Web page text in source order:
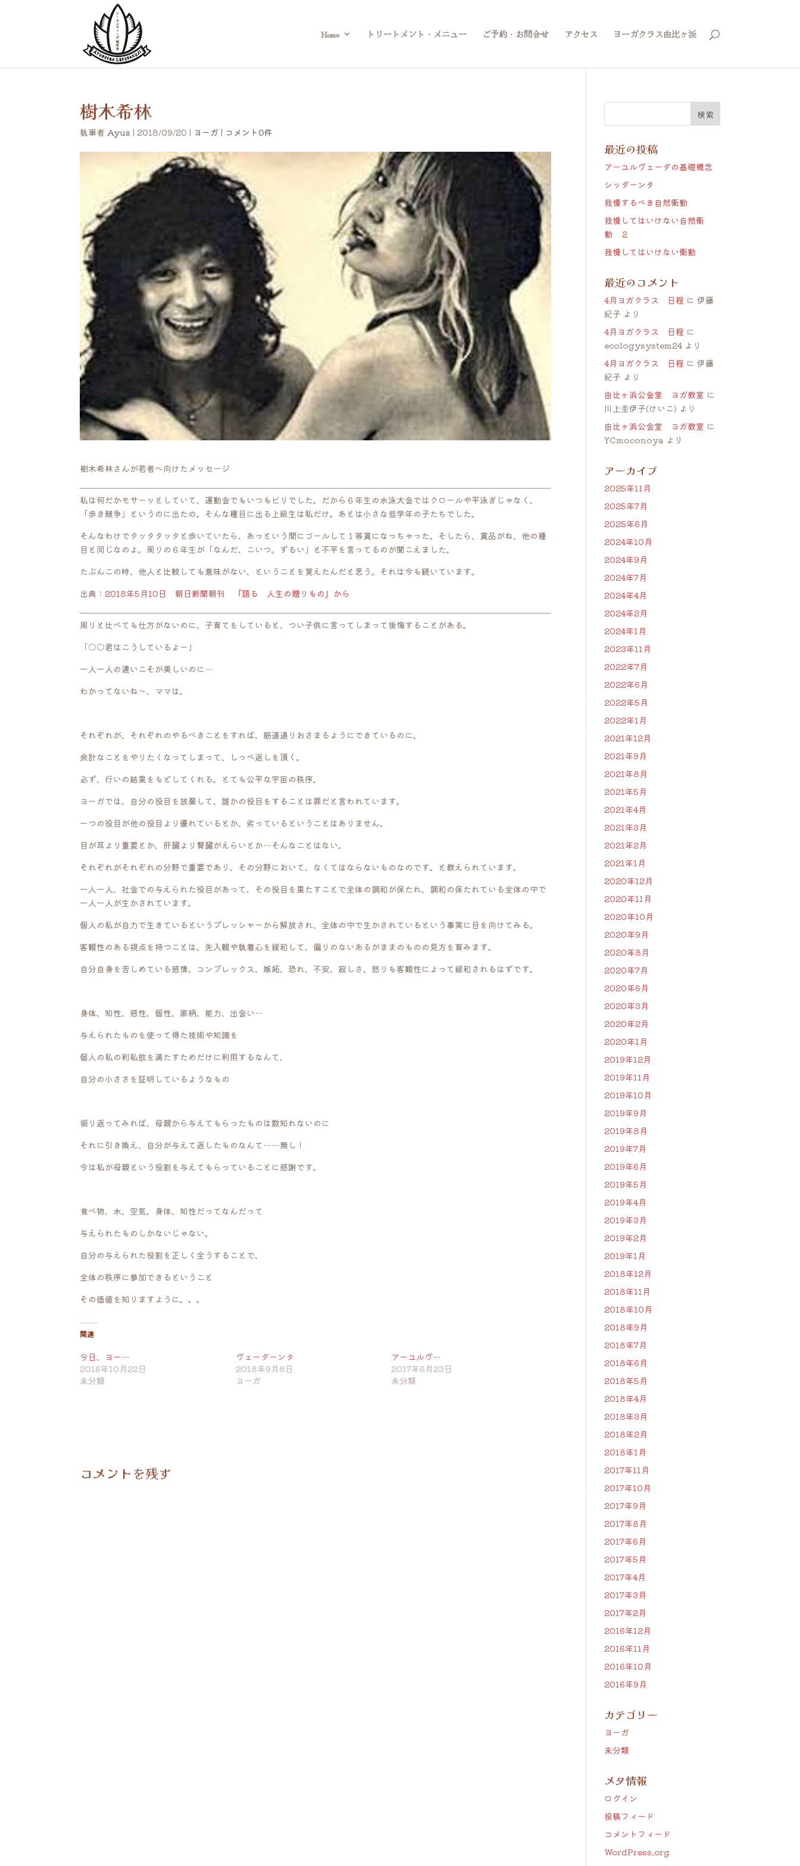
Home トリートメント・メニュー ご予約・お問合せ アクセス ヨーガクラス由比ヶ浜
樹木希林
執筆者Ayus |2018/09/20 | ヨーガ | コメント0件
樹木希林さんが若者へ向けたメッセージ
私は何だかモサーッとしていて、運動会でもいつもビリでした。だから６年生の水泳大会ではクロールや平泳ぎじゃなく、
「歩き競争」というのに出たの。そんな種目に出る上級生は私だけ。あとは小さな低学年の子たちでした。
そんなわけでタッタタッタと歩いていたら、あっという間にゴールして１等賞になっちゃった。そしたら、賞品がね、他の種
目と同じなのよ。周りの６年生が「なんだ、こいつ。ずるい」と不平を言ってるのが聞こえました。
たぶんこの時、他人と比較しても意味がない、ということを覚えたんだと思う。それは今も続いています。
出典：2018年5月10日 朝日新聞朝刊 『語る 人生の贈りもの』から
周りと比べても仕方がないのに、子育てをしていると、つい子供に言ってしまって後悔することがある。
「○○君はこうしているよー」
一人一人の違いこそが美しいのに…
わかってないね〜、ママは。
それぞれが、それぞれのやるべきことをすれば、筋道通りおさまるようにできているのに。
余計なことをやりたくなってしまって、しっぺ返しを頂く。
必ず、行いの結果をもどしてくれる。とても公平な宇宙の秩序。
ヨーガでは、自分の役目を放棄して、誰かの役目をすることは罪だと言われています。
一つの役目が他の役目より優れているとか、劣っているということはありません。
目が耳より重要とか、肝臓より腎臓がえらいとか…そんなことはない。
それぞれがそれぞれの分野で重要であり、その分野において、なくてはならないものなのです。と教えられています。
一人一人、社会での与えられた役目があって、その役目を果たすことで全体の調和が保たれ、調和の保たれている全体の中で
一人一人が生かされています。
個人の私が自力で生きているというプレッシャーから解放され、全体の中で生かされているという事実に目を向けてみる。
客観性のある視点を持つことは、先入観や執着心を緩和して、偏りのないあるがままのものの見方を育みます。
自分自身を苦しめている感情、コンプレックス、嫉妬、恐れ、不安、寂しさ、怒りも客観性によって緩和されるはずです。
身体、知性、感性、個性、家柄、能力、出会い…
与えられたものを使って得た技術や知識を
個人の私の利私欲を満たすためだけに利用するなんて、
自分の小ささを証明しているようなもの
振り返ってみれば、母親から与えてもらったものは数知れないのに
それに引き換え、自分が与えて返したものなんて……無し！
今は私が母親という役割を与えてもらっていることに感謝です。
食べ物、水、空気、身体、知性だってなんだって
与えられたものしかないじゃない。
自分の与えられた役割を正しく全うすることで、
全体の秩序に参加できるということ
その価値を知りますように。。。
関連
今日、ヨー…
2016年10月22日
未分類
ヴェーダーンタ
2018年9月8日
ヨーガ
アーユルヴ…
2017年6月23日
未分類
コメントを残す
最近の投稿
アーユルヴェーダの基礎概念
シッダーンタ
我慢するべき自然衝動
我慢してはいけない自然衝
動 ２
我慢してはいけない衝動
最近のコメント
4月ヨガクラス 日程 に伊藤
紀子 より
4月ヨガクラス 日程 に
ecologysystem24 より
4月ヨガクラス 日程 に伊藤
紀子 より
由比ヶ浜公会堂 ヨガ教室 に
川上圭伊子(けいこ) より
由比ヶ浜公会堂 ヨガ教室 に
YCmoconoya より
アーカイブ
2025年11月
2025年7月
2025年6月
2024年10月
2024年9月
2024年7月
2024年4月
2024年2月
2024年1月
2023年11月
2022年7月
2022年6月
2022年5月
2022年1月
2021年12月
2021年9月
2021年8月
2021年5月
2021年4月
2021年3月
2021年2月
2021年1月
2020年12月
2020年11月
2020年10月
2020年9月
2020年8月
2020年7月
2020年6月
2020年3月
2020年2月
2020年1月
2019年12月
2019年11月
2019年10月
2019年9月
2019年8月
2019年7月
2019年6月
2019年5月
2019年4月
2019年3月
2019年2月
2019年1月
2018年12月
2018年11月
2018年10月
2018年9月
2018年7月
2018年6月
2018年5月
2018年4月
2018年3月
2018年2月
2018年1月
2017年11月
2017年10月
2017年9月
2017年8月
2017年6月
2017年5月
2017年4月
2017年3月
2017年2月
2016年12月
2016年11月
2016年10月
2016年9月
カテゴリー
ヨーガ
未分類
メタ情報
ログイン
投稿フィード
コメントフィード
WordPress.org